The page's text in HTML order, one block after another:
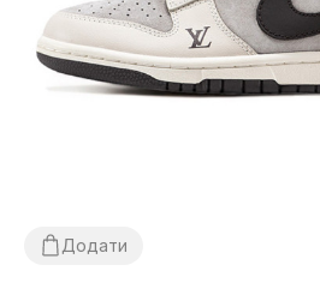
Додати